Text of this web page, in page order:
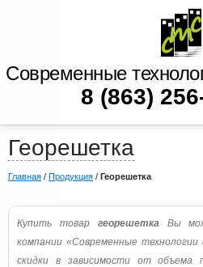
Современные
8 (863)
Георешетка
Главная / Продукция / Георешетка
Купить товар георешеткаВы
компании «Современные
скидки в зависимости от объема